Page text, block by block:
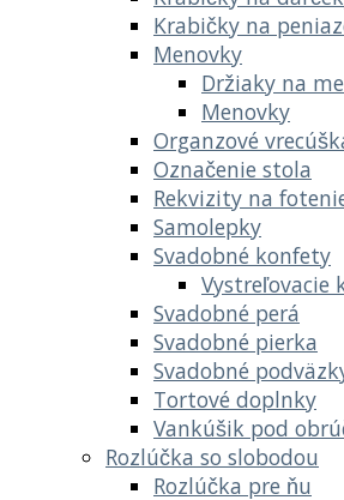
Krabičky na
Menovky
Držiaky na
Menovky
Organzové
Označenie stola
Rekvizity na
Samolepky
Svadobné konfety
Vystreľovacie
Svadobné perá
Svadobné pierka
Svadobné
Tortové doplnky
Vankúšik pod
Rozlúčka so slobodou
Rozlúčka pre ňu